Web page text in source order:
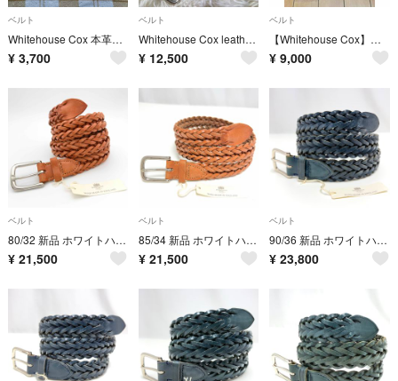
ベルト
Whitehouse Cox 本革ベルト30(75cm)B.8665焦げ茶色
¥ 3,700
ベルト
Whitehouse Cox leather mesh belt brown
¥ 12,500
ベルト
【Whitehouse Cox】ウェビングベルトB2323
¥ 9,000
ベルト
80/32 新品 ホワイトハウス コックス メッシュ レザー ベルト 編み込み
¥ 21,500
ベルト
85/34 新品 ホワイトハウス コックス メッシュ レザー ベルト 編み込み
¥ 21,500
ベルト
90/36 新品 ホワイトハウス コックス メッシュ レザー ベルト 編み込み
¥ 23,800